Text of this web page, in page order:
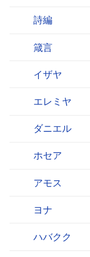
詩編
箴言
イザヤ
エレミヤ
ダニエル
ホセア
アモス
ヨナ
ハバクク